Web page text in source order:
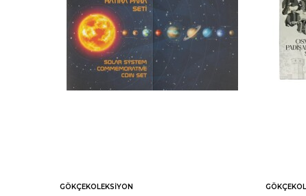
GÖKÇEKOLEKSIYON